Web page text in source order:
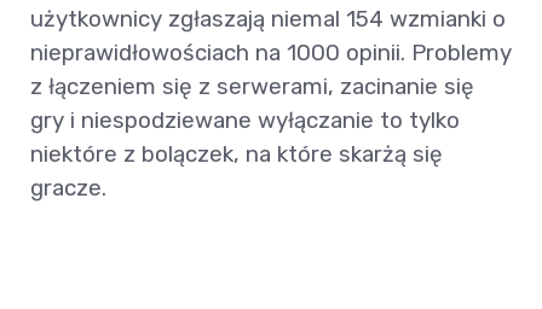
użytkownicy zgłaszają niemal 154 wzmianki o
nieprawidłowościach na 1000 opinii. Problemy
z łączeniem się z serwerami, zacinanie się
gry i niespodziewane wyłączanie to tylko
niektóre z bolączek, na które skarżą się
gracze.